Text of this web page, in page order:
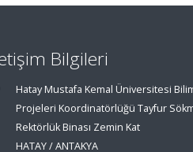
Bilgileri
Hatay Mustafa Kemal Üniversitesi
Projeleri Koordinatörlüğü Tayfur
Rektörlük Binası Zemin Kat
HATAY / ANTAKYA